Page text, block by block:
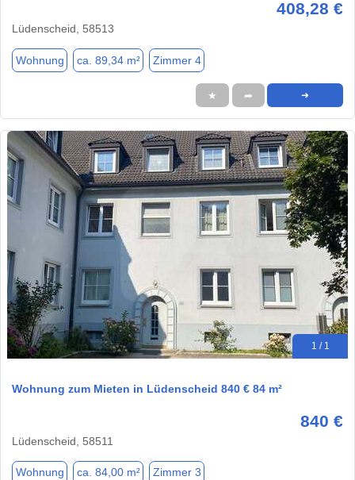
408,28 €
Lüdenscheid, 58513
Wohnung ca. 89,34 m² Zimmer 4
★ ➦ ➜
1 / 1
Wohnung zum Mieten in Lüdenscheid 840 € 84 m²
840 €
Lüdenscheid, 58511
Wohnung ca. 84,00 m² Zimmer 3